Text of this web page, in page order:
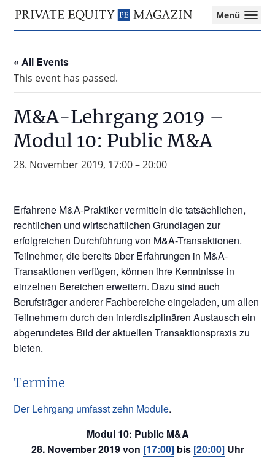
springen
springen
Private
Equity
Das
für
die
Private
Equity-
Branche
–
Investment
Funds
I
Tax
Menü
« All Events
This event has passed.
M&A-Lehrgang 2019 –
Modul 10: Public M&A
28. November 2019, 17:00–20:00
Erfahrene M&A-Praktiker vermitteln die tatsächlichen,
rechtlichen und wirtschaftlichen Grundlagen zur
erfolgreichen Durchführung von M&A-Transaktionen.
Teilnehmer, die bereits über Erfahrungen in M&A-
Transaktionen verfügen, können ihre Kenntnisse in
einzelnen Bereichen erweitern. Dazu sind auch
Berufsträger anderer Fachbereiche eingeladen, um allen
Teilnehmern durch den interdisziplinären Austausch ein
abgerundetes Bild der aktuellen Transaktionspraxis zu
bieten.
Termine
Der Lehrgang umfasst zehn Module.
Modul 10: Public M&A
28. November 2019 von [17:00]bis [20:00]Uhr